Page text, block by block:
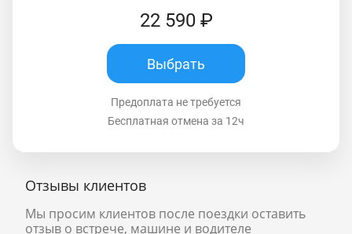
22 590 ₽
Выбрать
Предоплата не требуется
Бесплатная отмена за 12ч
Отзывы клиентов
Мы просим клиентов после поездки оставить
отзыв о встрече, машине и водителе